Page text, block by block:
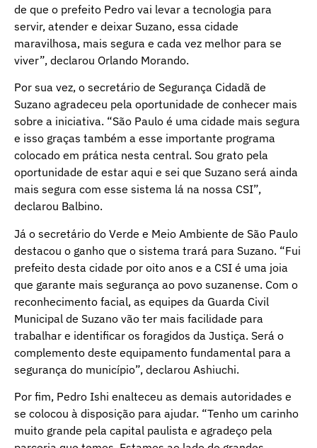
de que o prefeito Pedro vai levar a tecnologia para
servir, atender e deixar Suzano, essa cidade
maravilhosa, mais segura e cada vez melhor para se
viver”, declarou Orlando Morando.
Por sua vez, o secretário de Segurança Cidadã de
Suzano agradeceu pela oportunidade de conhecer mais
sobre a iniciativa. “São Paulo é uma cidade mais segura
e isso graças também a esse importante programa
colocado em prática nesta central. Sou grato pela
oportunidade de estar aqui e sei que Suzano será ainda
mais segura com esse sistema lá na nossa CSI”,
declarou Balbino.
Já o secretário do Verde e Meio Ambiente de São Paulo
destacou o ganho que o sistema trará para Suzano. “Fui
prefeito desta cidade por oito anos e a CSI é uma joia
que garante mais segurança ao povo suzanense. Com o
reconhecimento facial, as equipes da Guarda Civil
Municipal de Suzano vão ter mais facilidade para
trabalhar e identificar os foragidos da Justiça. Será o
complemento deste equipamento fundamental para a
segurança do município”, declarou Ashiuchi.
Por fim, Pedro Ishi enalteceu as demais autoridades e
se colocou à disposição para ajudar. “Tenho um carinho
muito grande pela capital paulista e agradeço pela